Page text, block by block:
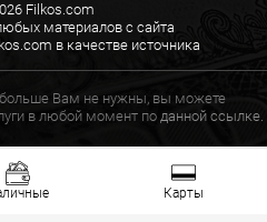
Карты
Filkos.com
материалов с сайта
в качестве источника
больше Вам не нужны, вы можете
в любой момент по данной ссылке.